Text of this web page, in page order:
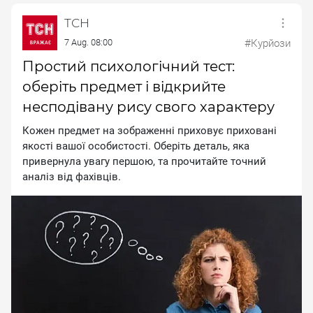
ТСН
7 Aug. 08:00 #Курйози
Простий психологічний тест:
оберіть предмет і відкрийте
несподівану рису свого характеру
Кожен предмет на зображенні приховує приховані
якості вашої особистості. Оберіть деталь, яка
привернула увагу першою, та прочитайте точний
аналіз від фахівців.